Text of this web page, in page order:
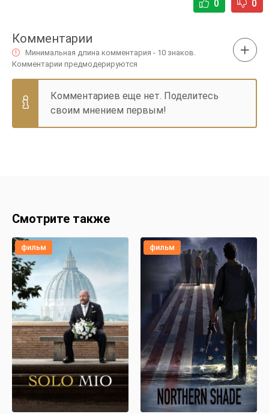
0 0
Комментарии
Минимальная длина комментария - 10 знаков.
Комментарии предмодерируются
Комментариев еще нет. Поделитесь
своим мнением первым!
Смотрите также
фильм фильм